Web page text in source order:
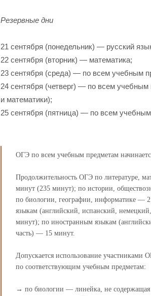
Резервные дни
21 сентября (понедельник) — русский
22 сентября (вторник) — математика;
23 сентября (среда) — по всем учебным
24 сентября (четверг) — по всем учебным
и математики);
25 сентября (пятница) — по всем
ОГЭ по всем учебным предметам
Продолжительность ОГЭ по литературе,
минут (235 минут); по истории,
по биологии, географии, информатике —
языкам (английский, испанский,
минут); по иностранным языкам
часть) — 15 минут.
Допускается использование участниками
по соответствующим учебным предметам:
→ по биологии — линейка, не